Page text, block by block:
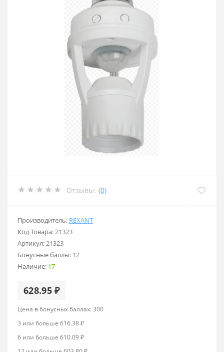
Отзывы: (0)
Производитель: REXANT
Код Товара:21323
Артикул:21323
Бонусные баллы: 12
Наличие: 17
628.95 ₽
Цена в бонусных баллах: 300
3 или больше 616.38 ₽
6 или больше 610.09 ₽